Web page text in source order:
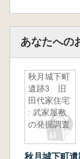
あなたへの
秋月城下町
遺跡3 旧
田代家住宅
: 武家屋敷
の発掘調査
秋月城下町